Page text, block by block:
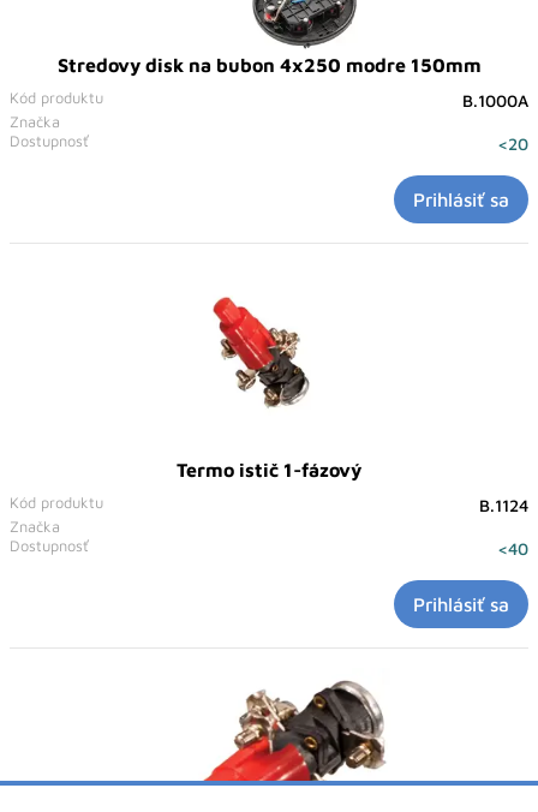
Stredovy disk na bubon 4x250 modre 150mm
Značka
Kód produktu B.1000A
Dostupnosť <20
Prihlásiť sa
Termo istič 1-fázový
Značka
Kód produktu B.1124
Dostupnosť <40
Prihlásiť sa